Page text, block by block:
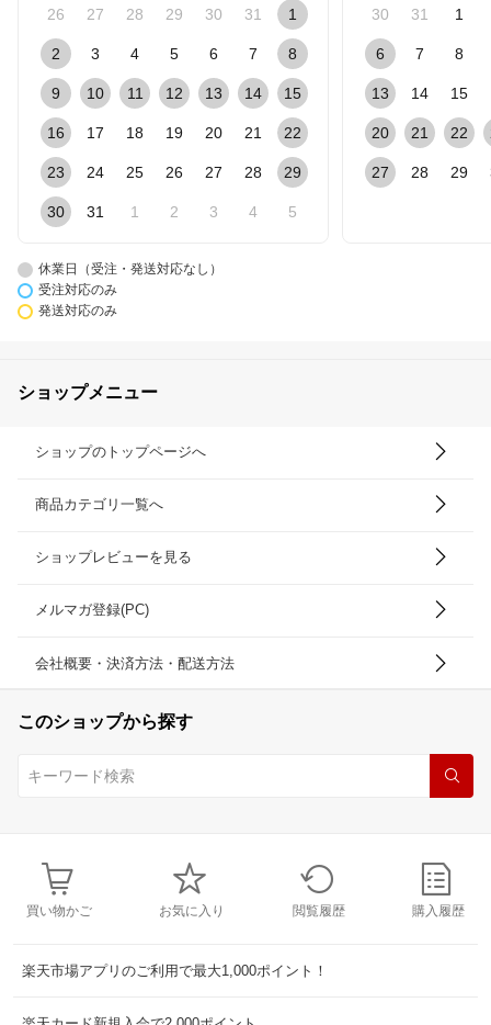
26 27 28 29 30 31 1
2 3 4 5 6 7 8
9 10 11 12 13 14 15
16 17 18 19 20 21 22
23 24 25 26 27 28 29
30 31 1 2 3 4 5
30 31 1
6 7 8
13 14 15
20 21 22
27 28 29
休業日（受注・発送対応なし）
受注対応のみ
発送対応のみ
ショップメニュー
ショップのトップページへ
商品カテゴリ一覧へ
ショップレビューを見る
メルマガ登録(PC)
会社概要・決済方法・配送方法
このショップから探す
買い物かご お気に入り 閲覧履歴 購入履歴
楽天市場アプリのご利用で最大1,000ポイント！